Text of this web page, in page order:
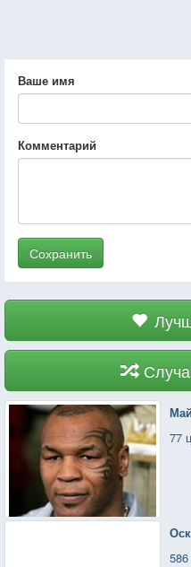
Ваше имя
Комментарий
Сохранить
77
586